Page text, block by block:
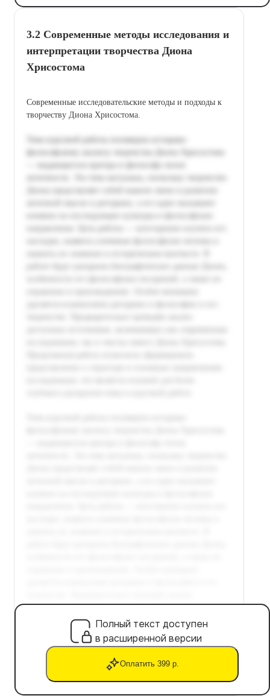
3.2 Современные методы исследования и
интерпретации творчества Диона
Хрисостома
Современные исследовательские методы и подходы к
творчеству Диона Хрисостома.
Полный текст доступен
в расширенной версии
Оплатить 399 р.